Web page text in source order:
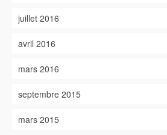
juillet 2016
avril 2016
mars 2016
septembre 2015
mars 2015